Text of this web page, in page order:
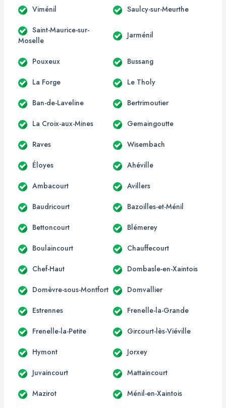
Viménil Saulcy-sur-Meurthe
Saint-Maurice-sur-
Moselle
Jarménil
Pouxeux Bussang
La Forge Le Tholy
Ban-de-Laveline Bertrimoutier
La Croix-aux-Mines Gemaingoutte
Raves Wisembach
Éloyes Ahéville
Ambacourt Avillers
Baudricourt Bazoilles-et-Ménil
Bettoncourt Blémerey
Boulaincourt Chauffecourt
Chef-Haut Dombasle-en-Xaintois
Domèvre-sous-Montfort Domvallier
Estrennes Frenelle-la-Grande
Frenelle-la-Petite Gircourt-lès-Viéville
Hymont Jorxey
Juvaincourt Mattaincourt
Mazirot Ménil-en-Xaintois